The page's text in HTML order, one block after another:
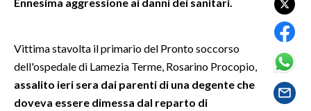
GOSSIP
Vittima stavolta il primario del Pronto soccorso
dell'ospedale di Lamezia Terme, Rosarino Procopio,
assalito ieri sera dai parenti di una degente che
doveva essere dimessa dal reparto di